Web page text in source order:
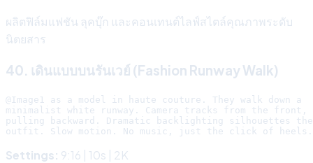
ผลิตฟิล์มแฟชัน ลุคบุ๊ก และคอนเทนต์ไลฟ์สไตล์คุณภาพระดับ
นิตยสาร
40. เดินแบบบนรันเวย์ (Fashion Runway Walk)
@Image1 as a model in haute couture. They walk down a
minimalist white runway. Camera tracks from the front,
pulling backward. Dramatic backlighting silhouettes the
Settings: 9:16 | 10s | 2K